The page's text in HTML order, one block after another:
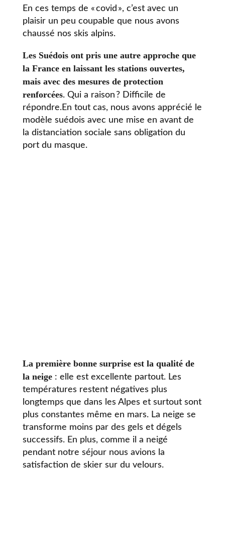
En ces temps de « covid », c’est avec un
plaisir un peu coupable que nous avons
chaussé nos skis alpins.
Les Suédois ont pris une autre approche que
la France en laissant les stations ouvertes,
mais avec des mesures de protection
renforcées. Qui a raison ? Difficile de
répondre.En tout cas, nous avons apprécié le
modèle suédois avec une mise en avant de
la distanciation sociale sans obligation du
port du masque.
La première bonne surprise est la qualité de
la neige: elle est excellente partout. Les
températures restent négatives plus
longtemps que dans les Alpes et surtout sont
plus constantes même en mars. La neige se
transforme moins par des gels et dégels
successifs. En plus, comme il a neigé
pendant notre séjour nous avions la
satisfaction de skier sur du velours.